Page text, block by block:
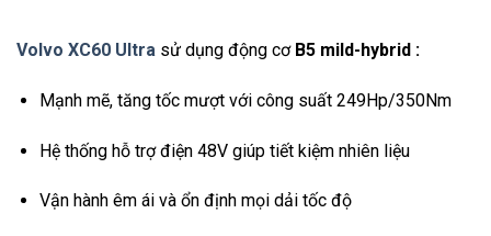
Volvo XC60 Ultra sử dụng động cơB5 mild-hybrid :
Mạnh mẽ, tăng tốc mượt với công suất 249Hp/350Nm
Hệ thống hỗ trợ điện 48V giúp tiết kiệm nhiên liệu
Vận hành êm ái và ổn định mọi dải tốc độ